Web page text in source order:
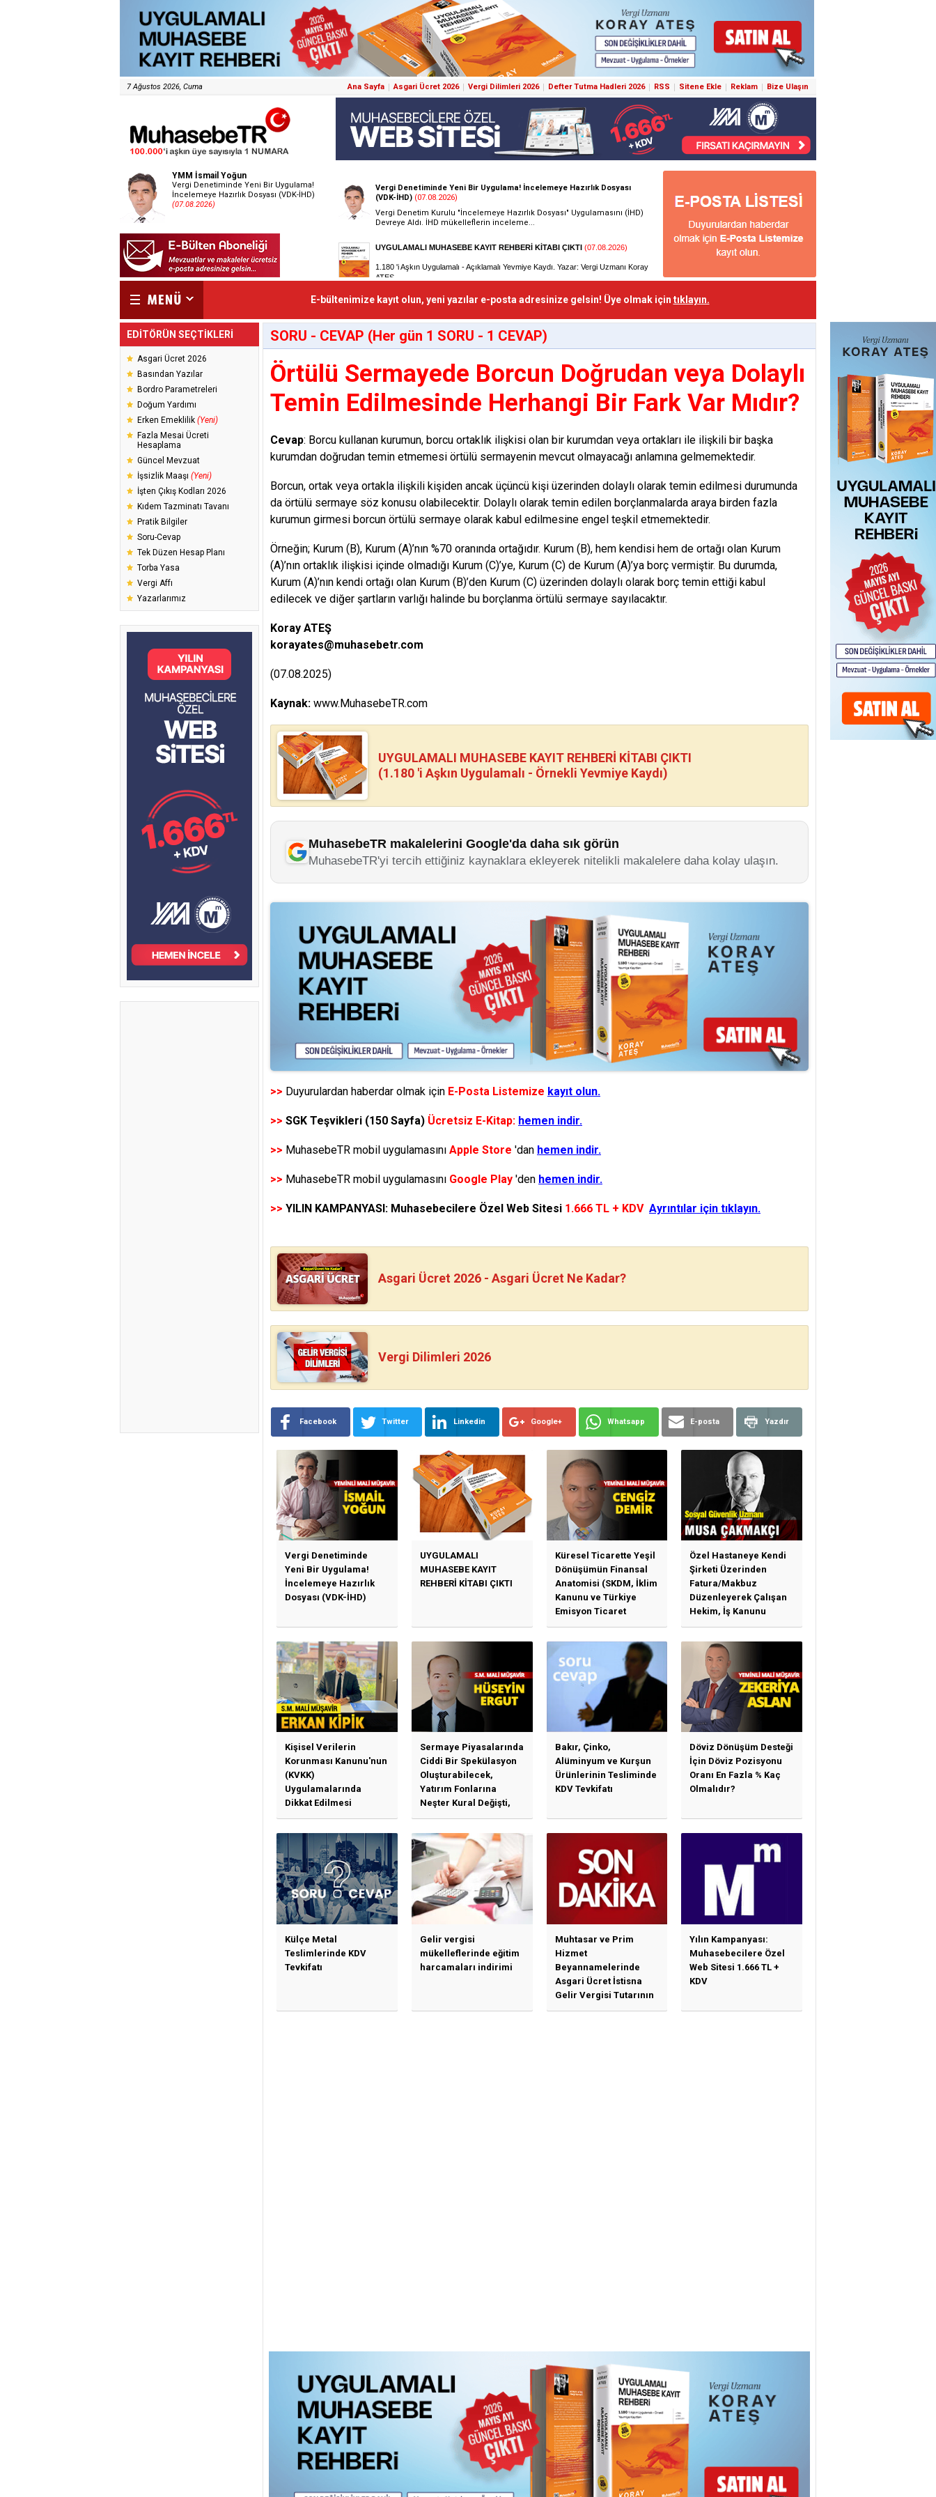
7 Ağustos 2026, Cuma Ana Sayfa Asgari Ücret 2026 Vergi Dilimleri 2026 Defter Tutma Hadleri 2026 RSS Sitene Ekle Reklam Bize Ulaşın
YMM İsmail Yoğun
Vergi Denetiminde Yeni Bir Uygulama!
İncelemeye Hazırlık Dosyası (VDK-İHD)
(07.08.2026)
E-bültenimize kayıt olun, yeni yazılar e-posta adresinize gelsin! Üye olmak için tıklayın.
EDİTÖRÜN SEÇTİKLERİ
Asgari Ücret 2026
Basından Yazılar
Bordro Parametreleri
Doğum Yardımı
Erken Emeklilik (Yeni)
Fazla Mesai Ücreti
Hesaplama
Güncel Mevzuat
İşsizlik Maaşı (Yeni)
İşten Çıkış Kodları 2026
Kıdem Tazminatı Tavanı
Pratik Bilgiler
Soru-Cevap
Tek Düzen Hesap Planı
Torba Yasa
Vergi Affı
Yazarlarımız
SORU - CEVAP (Her gün 1 SORU - 1 CEVAP)
Örtülü Sermayede Borcun Doğrudan veya Dolaylı
Temin Edilmesinde Herhangi Bir Fark Var Mıdır?
Cevap: Borcu kullanan kurumun, borcu ortaklık ilişkisi olan bir kurumdan veya ortakları ile ilişkili bir başka
kurumdan doğrudan temin etmemesi örtülü sermayenin mevcut olmayacağı anlamına gelmemektedir.
Borcun, ortak veya ortakla ilişkili kişiden ancak üçüncü kişi üzerinden dolaylı olarak temin edilmesi durumunda
da örtülü sermaye söz konusu olabilecektir. Dolaylı olarak temin edilen borçlanmalarda araya birden fazla
kurumun girmesi borcun örtülü sermaye olarak kabul edilmesine engel teşkil etmemektedir.
Örneğin; Kurum (B), Kurum (A)’nın %70 oranında ortağıdır. Kurum (B), hem kendisi hem de ortağı olan Kurum
(A)’nın ortaklık ilişkisi içinde olmadığı Kurum (C)’ye, Kurum (C) de Kurum (A)’ya borç vermiştir. Bu durumda,
Kurum (A)’nın kendi ortağı olan Kurum (B)’den Kurum (C) üzerinden dolaylı olarak borç temin ettiği kabul
edilecek ve diğer şartların varlığı halinde bu borçlanma örtülü sermaye sayılacaktır.
Koray ATEŞ
korayates@muhasebetr.com
(07.08.2025)
Kaynak: www.MuhasebeTR.com
UYGULAMALI MUHASEBE KAYIT REHBERİ KİTABI ÇIKTI
(1.180 'i Aşkın Uygulamalı - Örnekli Yevmiye Kaydı)
MuhasebeTR makalelerini Google'da daha sık görün
MuhasebeTR'yi tercih ettiğiniz kaynaklara ekleyerek nitelikli makalelere daha kolay ulaşın.
>> Duyurulardan haberdar olmak için E-Posta Listemize kayıt olun.
>> SGK Teşvikleri (150 Sayfa) Ücretsiz E-Kitap: hemen indir.
>> MuhasebeTR mobil uygulamasını Apple Store 'dan hemen indir.
>> MuhasebeTR mobil uygulamasını Google Play 'den hemen indir.
>> YILIN KAMPANYASI: Muhasebecilere Özel Web Sitesi 1.666 TL + KDV Ayrıntılar için tıklayın.
Asgari Ücret 2026 - Asgari Ücret Ne Kadar?
Vergi Dilimleri 2026
Facebook Twitter Linkedin Google+ Whatsapp E-posta Yazdır
Vergi Denetiminde
Yeni Bir Uygulama!
İncelemeye Hazırlık
Dosyası (VDK-İHD)
UYGULAMALI
MUHASEBE KAYIT
REHBERİ KİTABI ÇIKTI
Küresel Ticarette Yeşil
Dönüşümün Finansal
Anatomisi (SKDM, İklim
Kanunu ve Türkiye
Emisyon Ticaret
Sistemi (TR-ETS)
Özel Hastaneye Kendi
Şirketi Üzerinden
Fatura/Makbuz
Düzenleyerek Çalışan
Hekim, İş Kanunu
Hükümlerinden
Kişisel Verilerin
Korunması Kanunu'nun
(KVKK)
Uygulamalarında
Dikkat Edilmesi
Gereken Özet Başlıklar
Sermaye Piyasalarında
Ciddi Bir Spekülasyon
Oluşturabilecek,
Yatırım Fonlarına
Neşter Kural Değişti,
SPK’dan Kritik Hamle
Haberlerine Sermaye
Piyasası Kurulundan
Yalanlama Ve Yerinde
Bir Açıklama Geldi
Bakır, Çinko,
Alüminyum ve Kurşun
Ürünlerinin Tesliminde
KDV Tevkifatı
Döviz Dönüşüm Desteği
İçin Döviz Pozisyonu
Oranı En Fazla % Kaç
Olmalıdır?
Külçe Metal
Teslimlerinde KDV
Tevkifatı
Gelir vergisi
mükelleflerinde eğitim
harcamaları indirimi
Muhtasar ve Prim
Hizmet
Beyannamelerinde
Asgari Ücret İstisna
Gelir Vergisi Tutarının
Güncellenmesine
Yılın Kampanyası:
Muhasebecilere Özel
Web Sitesi 1.666 TL +
KDV